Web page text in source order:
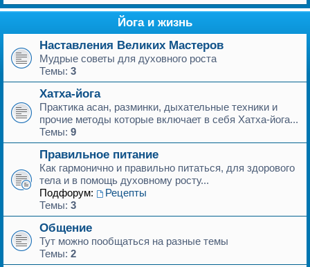
Йога и жизнь
Наставления Великих Мастеров
Мудрые советы для духовного роста
Темы: 3
Хатха-йога
Практика асан, разминки, дыхательные техники и
прочие методы которые включает в себя Хатха-йога...
Темы: 9
Правильное питание
Как гармонично и правильно питаться, для здорового
тела и в помощь духовному росту...
Подфорум:
Рецепты
Темы: 3
Общение
Тут можно пообщаться на разные темы
Темы: 2